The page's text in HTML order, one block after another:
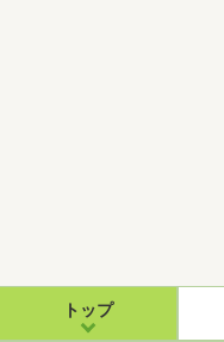
トップ